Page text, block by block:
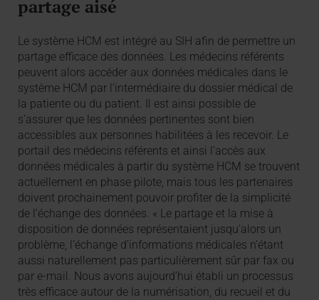
partage aisé
Le système HCM est intégré au SIH afin de permettre un
partage efficace des données. Les médecins référents
peuvent alors accéder aux données médicales dans le
système HCM par l’intermédiaire du dossier médical de
la patiente ou du patient. Il est ainsi possible de
s’assurer que les données pertinentes sont bien
accessibles aux personnes habilitées à les recevoir. Le
portail des médecins référents et ainsi l’accès aux
données médicales à partir du système HCM se trouvent
actuellement en phase pilote, mais tous les partenaires
doivent prochainement pouvoir profiter de la simplicité
de l’échange des données. « Le partage et la mise à
disposition de données représentaient jusqu’alors un
problème, l’échange d’informations médicales n’étant
aussi naturellement pas particulièrement sûr par fax ou
par e-mail. Nous avons aujourd’hui établi un processus
très efficace autour de la numérisation, du recueil et du